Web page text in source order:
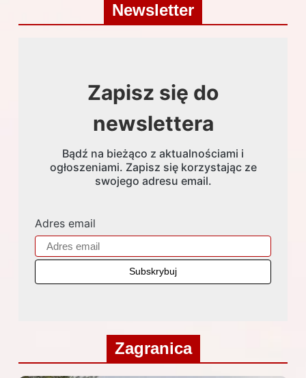
Newsletter
Zapisz się do
newslettera
Bądź na bieżąco z aktualnościami i
ogłoszeniami. Zapisz się korzystając ze
swojego adresu email.
Adres email
Zagranica